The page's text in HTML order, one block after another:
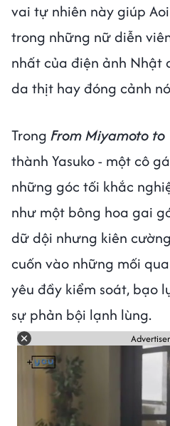
vai tự nhiên này giúp
trong những nữ diễn
nhất của điện ảnh Nhật
da thịt hay đóng cảnh
Trong From Miyamoto to
thành Yasuko - một cô
những góc tối khắc
như một bông hoa gai
dữ dội nhưng kiên
cuốn vào những mối
yêu đầy kiểm soát, bạo
sự phản bội lạnh lùng.